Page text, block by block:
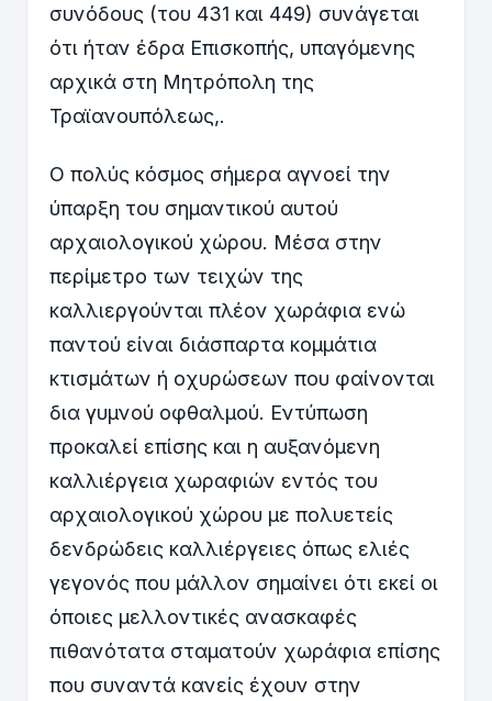
συνόδους (του 431 και 449) συνάγεται
ότι ήταν έδρα Επισκοπής, υπαγόμενης
αρχικά στη Μητρόπολη της
Τραϊανουπόλεως,.
Ο πολύς κόσμος σήμερα αγνοεί την
ύπαρξη του σημαντικού αυτού
αρχαιολογικού χώρου. Μέσα στην
περίμετρο των τειχών της
καλλιεργούνται πλέον χωράφια ενώ
παντού είναι διάσπαρτα κομμάτια
κτισμάτων ή οχυρώσεων που φαίνονται
δια γυμνού οφθαλμού. Εντύπωση
προκαλεί επίσης και η αυξανόμενη
καλλιέργεια χωραφιών εντός του
αρχαιολογικού χώρου με πολυετείς
δενδρώδεις καλλιέργειες όπως ελιές
γεγονός που μάλλον σημαίνει ότι εκεί οι
όποιες μελλοντικές ανασκαφές
πιθανότατα σταματούν χωράφια επίσης
που συναντά κανείς έχουν στην